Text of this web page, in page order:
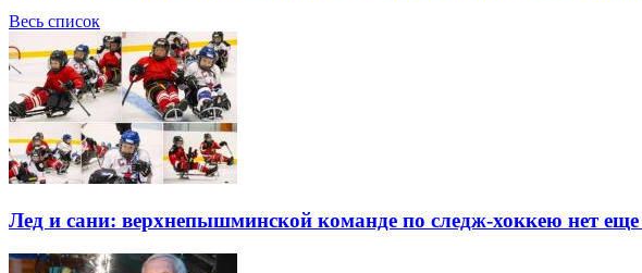
Весь список
Лед и сани: верхнепышминской команде по следж-хоккею нет